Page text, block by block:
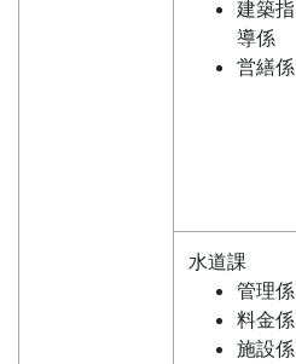
建築指
導係
営繕係
水道課
管理係
料金係
施設係